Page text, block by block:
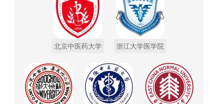
北京中医药大学 浙江大学医学院